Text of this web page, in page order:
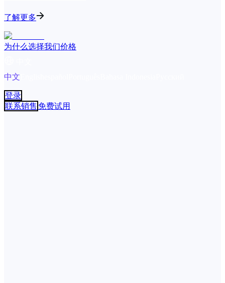
了解更多
为什么选择我们价格
中文
登录
联系销售 免费试用